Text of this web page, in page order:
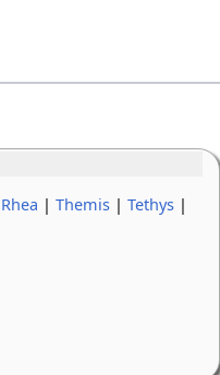
Rhea |Themis |Tethys |